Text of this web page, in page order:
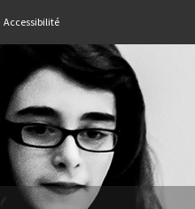
Accessibilité